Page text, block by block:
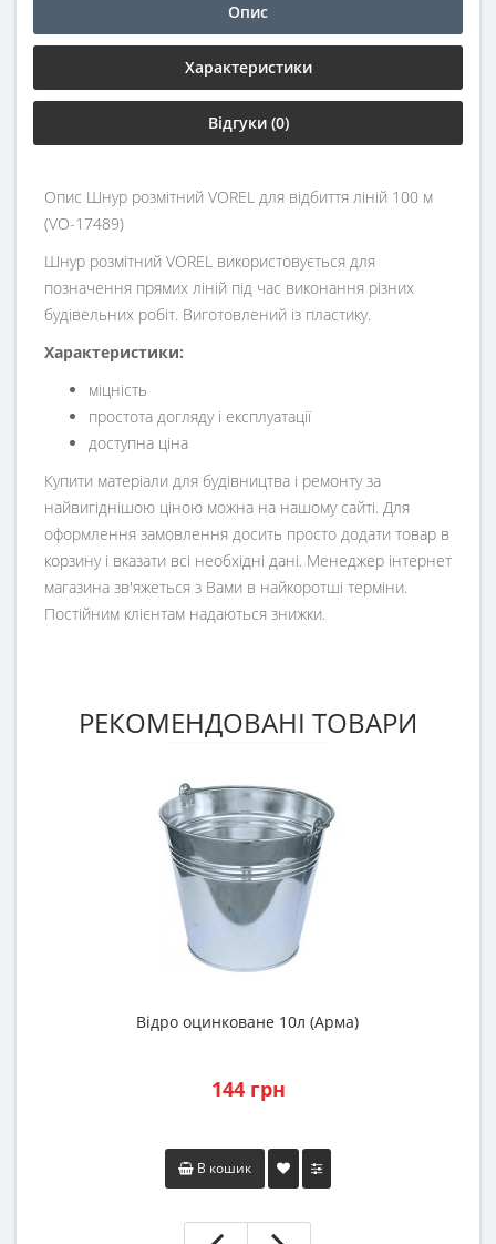
Опис
Характеристики
Відгуки (0)
Опис Шнур розмітний VOREL для відбиття ліній 100 м
(VO-17489)
Шнур розмітний VOREL використовується для
позначення прямих ліній під час виконання різних
будівельних робіт. Виготовлений із пластику.
Характеристики:
міцність
простота догляду і експлуатації
доступна ціна
Купити матеріали для будівництва і ремонту за
найвигіднішою ціною можна на нашому сайті. Для
оформлення замовлення досить просто додати товар в
корзину і вказати всі необхідні дані. Менеджер інтернет
магазина зв'яжеться з Вами в найкоротші терміни.
Постійним клієнтам надаються знижки.
РЕКОМЕНДОВАНІ ТОВАРИ
Відро оцинковане 10л (Арма)
144 грн
В кошик